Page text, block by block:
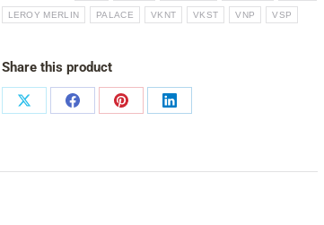
LEROY MERLIN PALACE VKNT VKST VNP VSP
Share this product